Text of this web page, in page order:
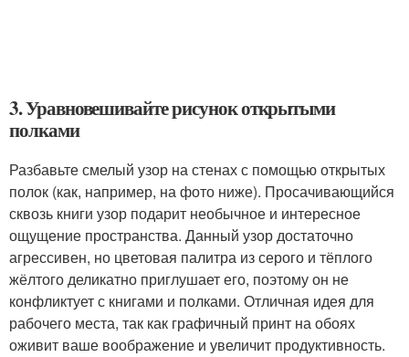
3. Уравновешивайте рисунок открытыми
полками
Разбавьте смелый узор на стенах с помощью открытых
полок (как, например, на фото ниже). Просачивающийся
сквозь книги узор подарит необычное и интересное
ощущение пространства. Данный узор достаточно
агрессивен, но цветовая палитра из серого и тёплого
жёлтого деликатно приглушает его, поэтому он не
конфликтует с книгами и полками. Отличная идея для
рабочего места, так как графичный принт на обоях
оживит ваше воображение и увеличит продуктивность.